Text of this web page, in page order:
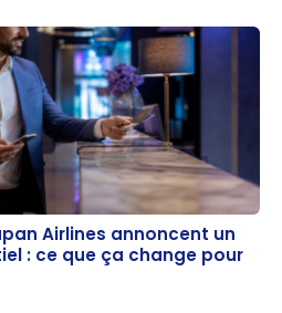
Airlines annoncent un
: ce que ça change pour
Airlines annoncent un
: ce que ça change pour